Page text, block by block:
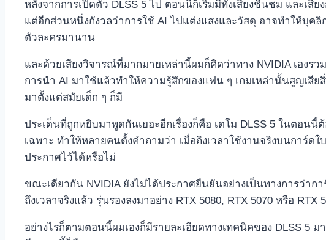
หลังจากการเปิดตัว DLSS 5 ไป ตอนนี้ก็เริ่มมีทั้งเสียงชื่นชม และเสี
แต่อีกส่วนหนึ่งกังวลว่าการใช้ AI ไปแต่งแสงและวัสดุ อาจทำให้บุค
ตัวละครมานาน
และด้วยเสียงวิจารณ์ที่มากมายเหล่านี้ผมก็คิดว่าทาง NVIDIA เองร
การนำ AI มาใช้แล้วทำให้ความรู้สึกของแฟน ๆ เกมเหล่านั้นสูญเสี
มาตั้งแต่สมัยเด็ก ๆ ก็มี
ประเด็นที่ถูกหยิบมาพูดกันเยอะอีกเรื่องก็คือ เดโม DLSS 5 ในตอนนี้
เฉพาะ ทำให้หลายคนตั้งคำถามว่า เมื่อถึงเวลาใช้งานจริงบนการ์ด
ประกาศไว้ได้หรือไม่
ขณะเดียวกัน NVIDIA ยังไม่ได้ประกาศยืนยันอย่างเป็นทางการว่าก
ถึงเวลาจริงแล้ว รุ่นรองลงมาอย่าง RTX 5080, RTX 5070 หรือ
อย่างไรก็ตามตอนนี้ผมเองก็มีรายละเอียดทางเทคนิคของ DLSS 5